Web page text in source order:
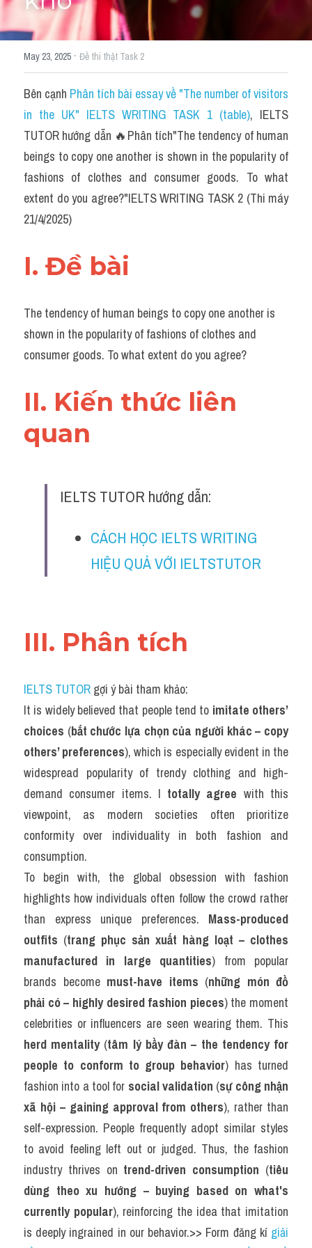
Du học Cấp Ba
Đề thi thật Task 1
Adv
Cách dùng từ
Task 1
Đề thi IELTS thật
Phân biệt từ
Advice
Đề thi thật Task 2
Listening
May 23, 2025 · Đề thi thật Task 2
Bên cạnh Phân tích bài essay về "The number of visitors
in the UK" IELTS WRITING TASK 1 (table), IELTS
TUTOR hướng dẫn 🔥Phân tích"The tendency of human
beings to copy one another is shown in the popularity of
fashions of clothes and consumer goods. To what
extent do you agree?"IELTS WRITING TASK 2 (Thi máy
21/4/2025)
I. Đề bài
The tendency of human beings to copy one another is
shown in the popularity of fashions of clothes and
consumer goods. To what extent do you agree?
II. Kiến thức liên
quan
IELTS TUTOR hướng dẫn:
CÁCH HỌC IELTS WRITING
HIỆU QUẢ VỚI IELTSTUTOR
III. Phân tích
IELTS TUTOR gợi ý bài tham khảo:
It is widely believed that people tend to imitate others’
choices (bắt chước lựa chọn của người khác – copy
others’ preferences), which is especially evident in the
widespread popularity of trendy clothing and high-
demand consumer items. I totally agree with this
viewpoint, as modern societies often prioritize
conformity over individuality in both fashion and
consumption.
To begin with, the global obsession with fashion
highlights how individuals often follow the crowd rather
than express unique preferences. Mass-produced
outfits (trang phục sản xuất hàng loạt – clothes
manufactured in large quantities) from popular
brands become must-have items (những món đồ
phải có – highly desired fashion pieces) the moment
herd mentality (tâm lý bầy đàn – the tendency for
people to conform to group behavior) has turned
fashion into a tool for social validation (sự công nhận
xã hội – gaining approval from others), rather than
self-expression. People frequently adopt similar styles
to avoid feeling left out or judged. Thus, the fashion
industry thrives on trend-driven consumption (tiêu
dùng theo xu hướng – buying based on what's
currently popular), reinforcing the idea that imitation
is deeply ingrained in our behavior.>> Form đăng kí giải